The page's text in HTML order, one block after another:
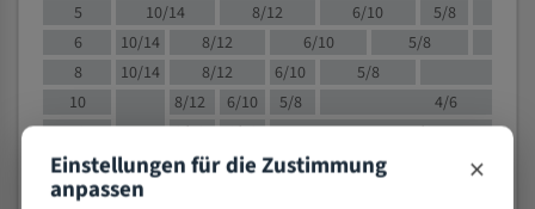
5
10/14 8/12 6/10
5/8
6
10/14 8/12 6/10
5/8
8
10/14 8/12 6/10 5/8
10
8/12 6/10 5/8
4/6
12
8/12 6/10
4/6
15
8/12 6/10
4/5
20
Einstellungen für die Zustimmung
anpassen ×